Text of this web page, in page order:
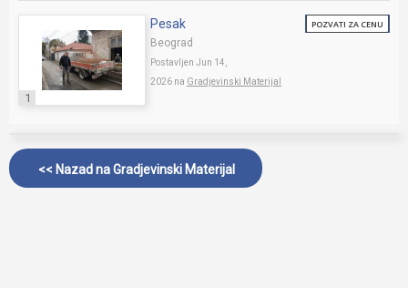
1
Pesak
Beograd
Postavljen Jun 14,
2026 na Gradjevinski Materijal
POZVATI ZA CENU
<< Nazad naGradjevinski Materijal